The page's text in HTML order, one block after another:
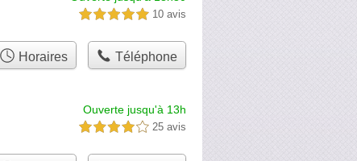
5,0 étoiles sur 5 10 avis
Horaires Téléphone
Ouverte jusqu'à 13h
4,0 étoiles sur 5 25 avis